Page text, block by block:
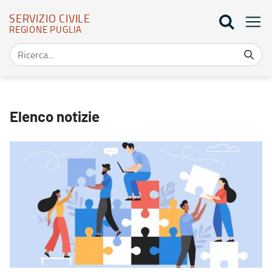
SERVIZIO CIVILE
REGIONE PUGLIA
Elenco notizie